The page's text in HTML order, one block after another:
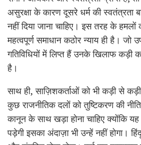
असुरक्षा के कारण दूसरे धर्म की स्वतंत्रता
नहीं दिया जाना चाहिए। इस तरह के
महत्वपूर्ण समाधान कठोर न्याय ही है। जो
गतिविधियों में लिप्त हैं उनके खिलाफ कड़ी
है।
साथ ही, साज़िशकर्ताओं को भी कड़ी से कड़ी
कुछ राजनीतिक दलों को तुष्टिकरण की
कानून के साथ खड़ा होना चाहिए क्योंकि
पड़ेगी इसका अंदाज़ा भी उन्हें नहीं होगा।